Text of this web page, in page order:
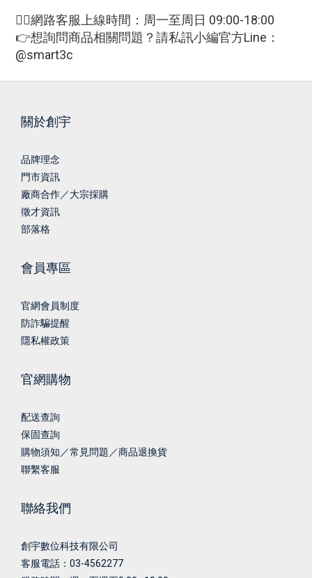
🙋‍♀網路客服上線時間：周一至周日 09:00-18:00
👉想詢問商品相關問題？請私訊小編官方Line：
@smart3c
關於創宇
品牌理念
門市資訊
廠商合作／大宗採購
徵才資訊
部落格
會員專區
官網會員制度
防詐騙提醒
隱私權政策
官網購物
配送查詢
保固查詢
購物須知／常見問題／商品退換貨
聯繫客服
聯絡我們
創宇數位科技有限公司
客服電話：03-4562277